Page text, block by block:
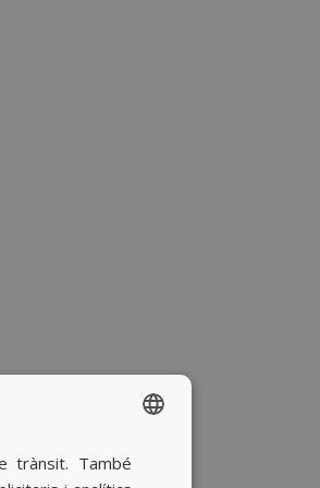
SPANISH
trànsit. També